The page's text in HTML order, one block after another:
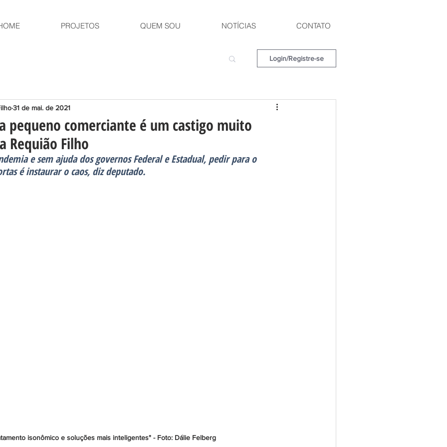
PROJETOS QUEM SOU NOTÍCIAS CONTATO
Login/Registre-se
pequeno comerciante é um castigo muito
Requião Filho
31 de mai. de 2021
e sem ajuda dos governos Federal e Estadual, pedir para o
é instaurar o caos, diz deputado.
isonômico e soluções mais inteligentes" - Foto: Dálie Felberg